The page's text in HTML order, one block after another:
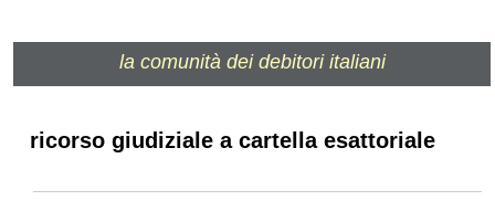
la comunità dei debitori italiani
ricorso giudiziale a cartella esattoriale